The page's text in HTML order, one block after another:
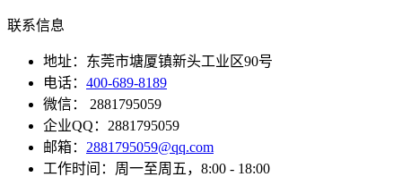
联系信息
地址：东莞市塘厦镇新头工业区90号
电话： 400-689-8189
微信： 2881795059
企业QQ：2881795059
邮箱： 2881795059@qq.com
工作时间：周一至周五，8:00 - 18:00